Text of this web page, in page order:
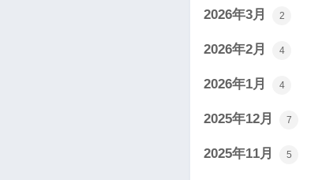
2026年3月 2
2026年2月 4
2026年1月 4
2025年12月 7
2025年11月 5